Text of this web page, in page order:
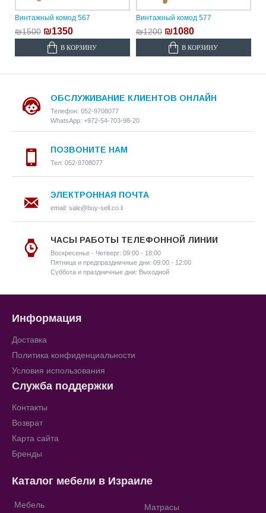
Винтажный комод 567
₪1500 ₪1350
В КОРЗИНУ
Винтажный комод 577
₪1200 ₪1080
В КОРЗИНУ
ОБСЛУЖИВАНИЕ КЛИЕНТОВ ОНЛАЙН
Телефон: 052-9708077
WhatsApp: +972-54-703-98-20
ПОЗВОНИТЕ НАМ
Тел: 052-9708077
ЭЛЕКТРОННАЯ ПОЧТА
email: sale@buy-sell.co.il
ЧАСЫ РАБОТЫ ТЕЛЕФОННОЙ ЛИНИИ
Воскресенье - Четверг: 09:00 - 18:00
Пятница и предпраздничные дни: 09:00 - 12:00
Суббота и праздничные дни: Выходной
Информация
Доставка
Политика конфиденциальности
Условия использования
Служба поддержки
Контакты
Возврат
Карта сайта
Бренды
Каталог мебели в Израиле
Мебель Матрасы